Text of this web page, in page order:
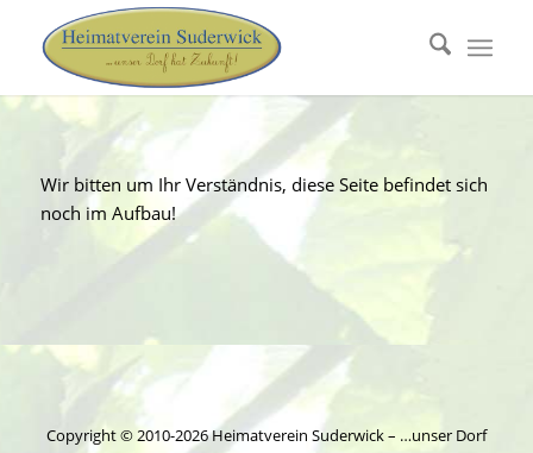
Wir bitten um Ihr Verständnis, diese Seite befindet sich
noch im Aufbau!
Copyright © 2010-2026 Heimatverein Suderwick – …unser Dorf